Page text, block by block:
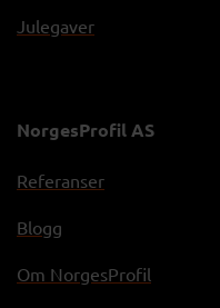
Julegaver
NorgesProfil AS
Referanser
Blogg
Om NorgesProfil